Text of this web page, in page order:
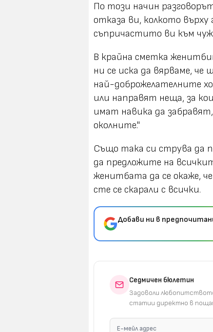
По този начин
отказа ви, колкото
съпричастито ви към
В крайна сметка
ни се иска да вярваме, че
най-доброжелателните
или направят неща, за
имат навика да
околните."
Също така си струва да
да предложите на
женитбата да се окаже,
сте се скарали с всички.
Добави ни в
Седмичен бюлетин
Задоволи
статии директно в